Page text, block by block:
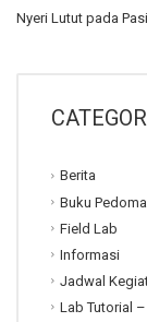
Nyeri Lutut pada
Berita
Buku
Field Lab
Informasi
Jadwal
Lab Tutorial –